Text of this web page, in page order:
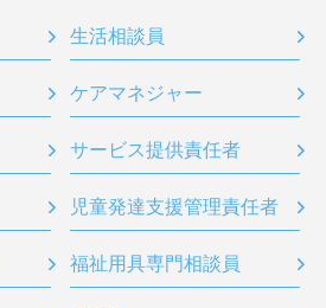
生活相談員
ケアマネジャー
サービス提供責任者
児童発達支援管理責任者
福祉用具専門相談員